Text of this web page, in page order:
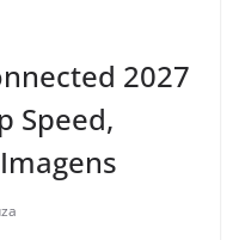
2027
Speed,